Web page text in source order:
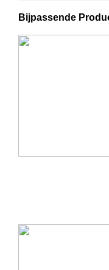
– Wasvoorschriften:
Bijpassende